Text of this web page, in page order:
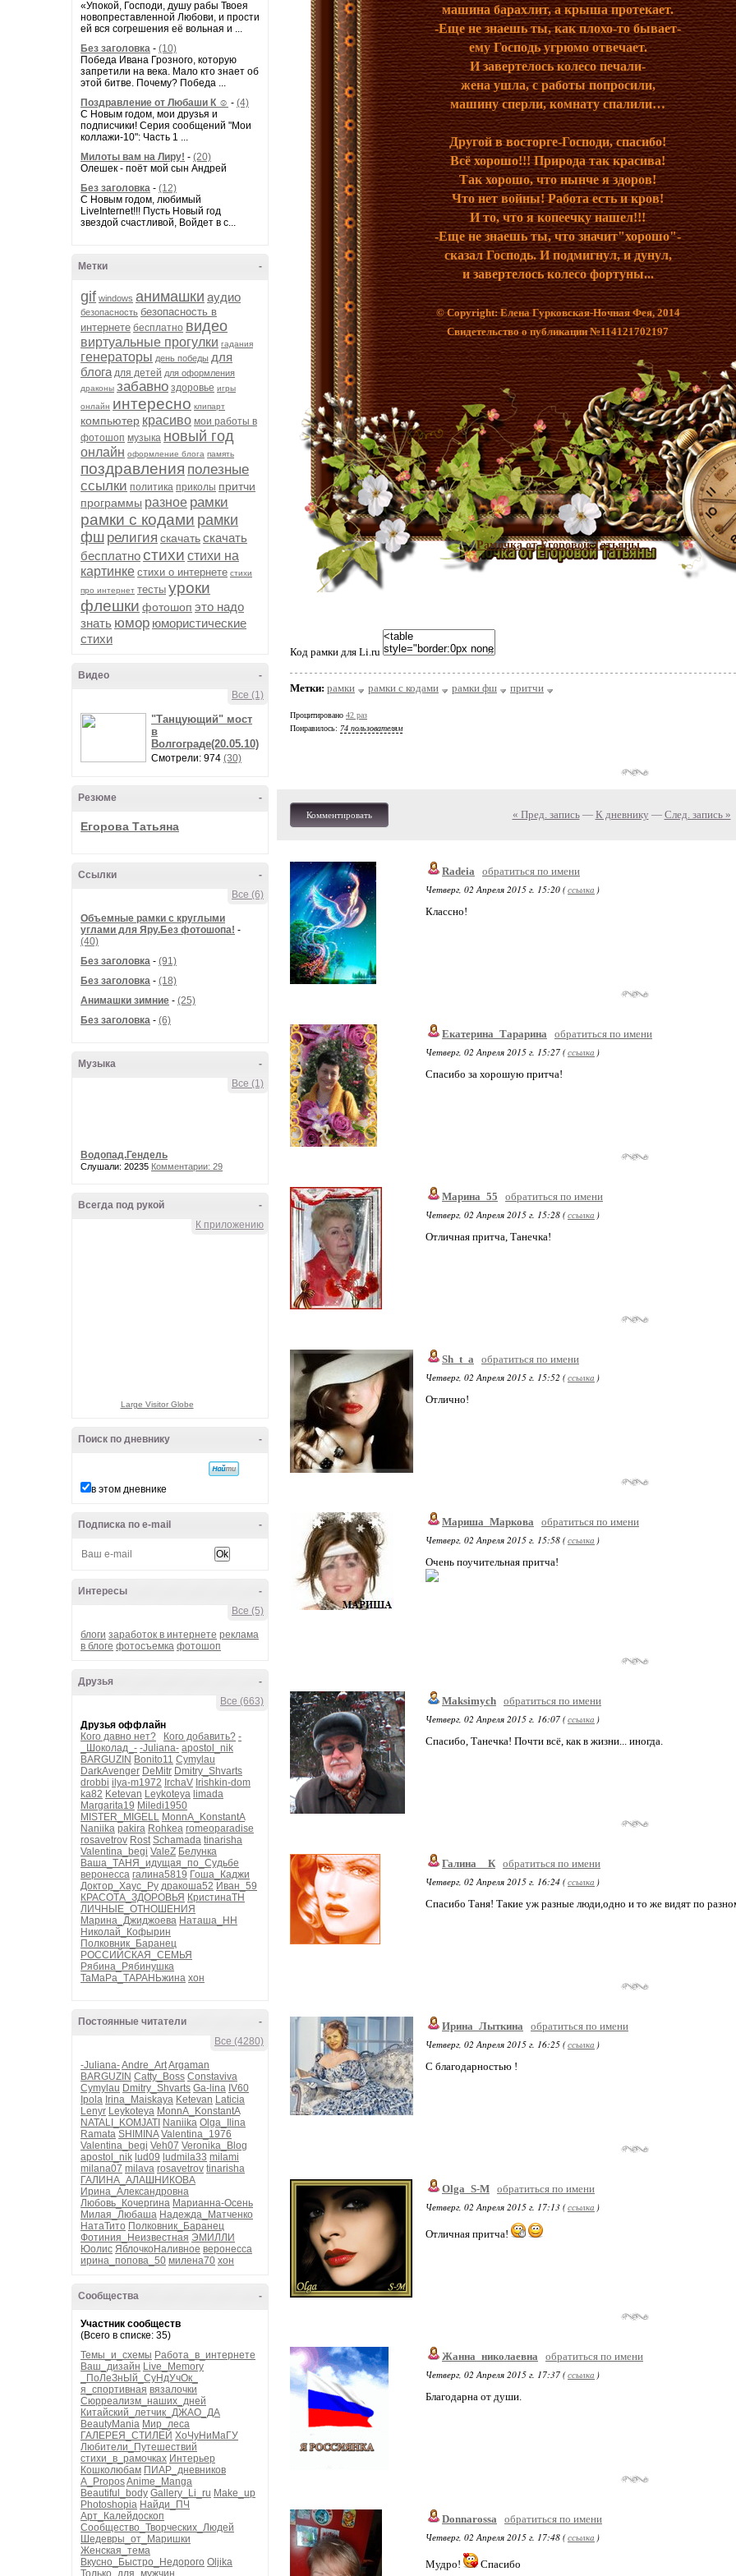
«Упокой, Господи, душу рабы Твоея
новопреставленной Любови, и прости
ей вся согрешения её вольная и ...
Без заголовка - (10)
Победа Ивана Грозного, которую
запретили на века. Мало кто знает об
этой битве. Почему? Победа ...
Поздравление от Любаши К ☺ - (4)
С Новым годом, мои друзья и
подписчики! Серия сообщений "Мои
коллажи-10": Часть 1 ...
Милоты вам на Лиру! - (20)
Олешек - поёт мой сын Андрей
Без заголовка - (12)
С Новым годом, любимый
LiveInternet!!! Пусть Новый год
звездой счастливой, Войдет в с...
-
Метки
gif windows анимашки аудио
безопасность безопасность в
интернете бесплатно видео
виртуальные прогулки гадания
генераторы день победы для
блога для детей для оформления
драконы забавно здоровье игры
онлайн интересно клипарт
компьютер красиво мои работы в
фотошоп музыка новый год
онлайн оформление блога память
поздравления полезные
ссылки политика приколы притчи
программы разное рамки
рамки с кодами рамки
фш религия скачатьскачать
бесплатностихи стихи на
картинке стихи о интернете стихи
про интернет тесты уроки
флешки фотошоп это надо
знать юмор юмористические
стихи
-
Видео
Все (1)
"Танцующий" мост
в
Волгограде(20.05.10)
Смотрели: 974 (30)
-
Резюме
Егорова Татьяна
-
Ссылки
Все (6)
Объемные рамки с круглыми
углами для Яру.Без фотошопа! -
(40)
Без заголовка - (91)
Без заголовка - (18)
Анимашки зимние - (25)
Без заголовка - (6)
-
Музыка
Все (1)
Водопад.Гендель
Слушали: 20235 Комментарии: 29
-
Всегда под рукой
К приложению
Large Visitor Globe
-
Поиск по дневнику
в этом дневнике
-
Подписка по e-mail
-
Интересы
Все (5)
блоги заработок в интернете реклама
в блоге фотосъемка фотошоп
-
Друзья
Все (663)
Друзья оффлайн
Кого давно нет?
Кого добавить? -
_Шоколад_- -Juliana- apostol_nik
BARGUZIN Bonito11 Cymylau
DarkAvenger DeMitr Dmitry_Shvarts
drobbi ilya-m1972 IrchaV Irishkin-dom
ka82 Ketevan Leykoteya limada
Margarita19 Miledi1950
MISTER_MIGELL MonnA_KonstantA
Naniika pakira Rohkea romeoparadise
rosavetrov Rost Schamada tinarisha
Valentina_begi ValeZ Белунка
Ваша_ТАНЯ_идущая_по_Судьбе
веронесса галина5819 Гоша_Каджи
Доктор_Хаус_Ру дракоша52 Иван_59
КРАСОТА_ЗДОРОВЬЯ КристинаТН
ЛИЧНЫЕ_ОТНОШЕНИЯ
Марина_Джиджоева Наташа_НН
Николай_Кофырин
Полковник_Баранец
РОССИЙСКАЯ_СЕМЬЯ
Рябина_Рябинушка
ТаМаРа_ТАРАНЬжина хон
-
Постоянные читатели
Все (4280)
-Juliana-Andre_ArtArgaman
BARGUZIN Catty_Boss Constaviva
Cymylau Dmitry_Shvarts Ga-lina IV60
Ipola Irina_Maiskaya Ketevan Laticia
Lenyr Leykoteya MonnA_KonstantA
NATALI_KOMJATI Naniika Olga_Ilina
Ramata SHIMINA Valentina_1976
Valentina_begi Veh07 Veronika_Blog
apostol_nik lud09 ludmila33 milami
milana07 milava rosavetrov tinarisha
ГАЛИНА_АЛАШНИКОВА
Ирина_Александровна
Любовь_Кочергина Марианна-Осень
Милая_Любаша Надежда_Матченко
НатаТито Полковник_Баранец
Фотиния_Неизвестная ЭМИЛЛИ
Юолис ЯблочкоНаливное веронесса
ирина_попова_50 милена70 хон
-
Сообщества
Участник сообществ
(Всего в списке: 35)
Темы_и_схемы Работа_в_интернете
Ваш_дизайн Live_Memory
_ПоЛеЗнЫй_СуНдУчОк_
я_спортивная вязалочки
Сюрреализм_наших_дней
Китайский_летчик_ДЖАО_ДА
BeautyMania Мир_леса
ГАЛЕРЕЯ_СТИЛЕЙ ХоЧуНиМаГУ
Любители_Путешествий
стихи_в_рамочках Интерьер
Кошколюбам ПИАР_дневников
A_ProposAnime_Manga
Beautiful_body Gallery_Li_ru Make_up
Photoshopia Найди_ПЧ
Арт_Калейдоскоп
Сообщество_Творческих_Людей
Шедевры_от_Маришки
Женская_тема
Вкусно_Быстро_Недорого Oljika
Только_для_мужчин
машина барахлит, а крыша протекает.
-Еще не знаешь ты, как плохо-то бывает-
ему Господь угрюмо отвечает.
И завертелось колесо печали-
жена ушла, с работы попросили,
машину сперли, комнату спалили…
Другой в восторге-Господи, спасибо!
Всё хорошо!!! Природа так красива!
Так хорошо, что нынче я здоров!
Что нет войны! Работа есть и кров!
И то, что я копеечку нашел!!!
-Еще не знаешь ты, что значит"хорошо"-
сказал Господь. И подмигнул, и дунул,
и завертелось колесо фортуны...
© Copyright: Елена Гурковская-Ночная Фея, 2014
Свидетельство о публикации №114121702197
Рамочка от Егоровой Татьяны
Код рамки для Li.ru
Метки: рамки рамки с кодами рамки фш притчи
Процитировано 42 раз
Понравилось: 74 пользователям
Комментировать « Пред. запись— К дневнику — След. запись »
Radeia
обратиться по имени
Четверг, 02 Апреля 2015 г. 15:20 (ссылка )
Классно!
Екатерина_Тарарина
обратиться по имени
Четверг, 02 Апреля 2015 г. 15:27 (ссылка )
Спасибо за хорошую притча!
Марина_55
обратиться по имени
Четверг, 02 Апреля 2015 г. 15:28 (ссылка )
Отличная притча, Танечка!
Sh_t_a
обратиться по имени
Четверг, 02 Апреля 2015 г. 15:52 (ссылка )
Отлично!
Мариша_Маркова
обратиться по имени
Четверг, 02 Апреля 2015 г. 15:58 (ссылка )
Очень поучительная притча!
Maksimych обратиться по имени
Четверг, 02 Апреля 2015 г. 16:07 (ссылка )
Спасибо, Танечка! Почти всё, как в жизни... иногда.
Галина__К обратиться по имени
Четверг, 02 Апреля 2015 г. 16:24 (ссылка )
Спасибо Таня! Такие уж разные люди,одно и то же видят по
Ирина_Лыткина
обратиться по имени
Четверг, 02 Апреля 2015 г. 16:25 (ссылка )
С благодарностью !
Olga_S-M обратиться по имени
Четверг, 02 Апреля 2015 г. 17:13 (ссылка )
Отличная притча!
Жанна_николаевна
обратиться по имени
Четверг, 02 Апреля 2015 г. 17:37 (ссылка )
Благодарна от души.
Donnarossa
обратиться по имени
Четверг, 02 Апреля 2015 г. 17:48 (ссылка )
Мудро! Спасибо